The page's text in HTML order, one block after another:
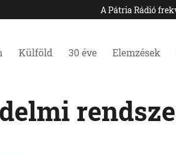
A Pátria Rádió
Külföld 30 éve Elemzések